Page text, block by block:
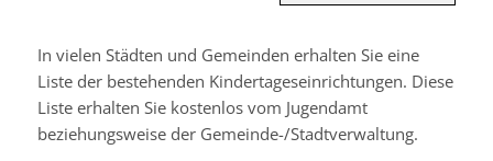
In vielen Städten und Gemeinden erhalten Sie eine
Liste der bestehenden Kindertageseinrichtungen. Diese
Liste erhalten Sie kostenlos vom Jugendamt
beziehungsweise der Gemeinde-/Stadtverwaltung.